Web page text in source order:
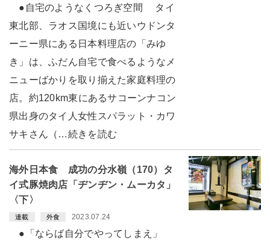
●自宅のようなくつろぎ空間 タイ
東北部、ラオス国境にも近いウドンタ
ーニー県にある日本料理店の「みゆ
き」は、ふだん自宅で食べるようなメ
ニューばかりを取り揃えた家庭料理の
店。約120km東にあるサコーンナコン
県出身のタイ人女性スパラット・カワ
サキさん（…続きを読む
海外日本食 成功の分水嶺（170）タ
イ式豚焼肉店「ヂンヂン・ムーカタ」
〈下〉
連載 外食 2023.07.24
●「ならば自分でやってしまえ」